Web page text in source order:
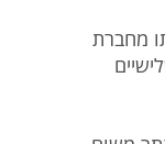
מחברת